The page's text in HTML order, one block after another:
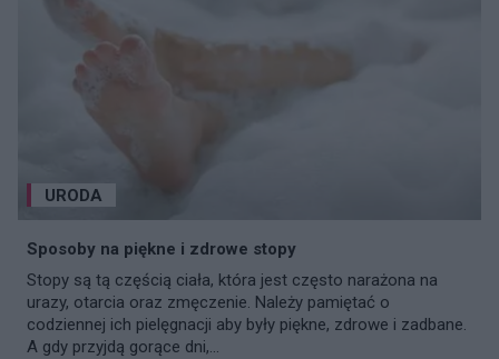
URODA
Sposoby na piękne i zdrowe stopy
Stopy są tą częścią ciała, która jest często narażona na
urazy, otarcia oraz zmęczenie. Należy pamiętać o
codziennej ich pielęgnacji aby były piękne, zdrowe i zadbane.
A gdy przyjdą gorące dni,...